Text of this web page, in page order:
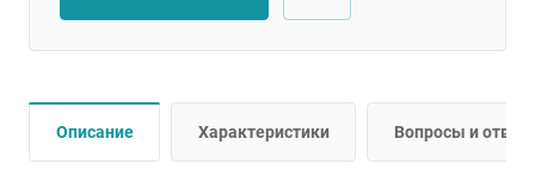
Описание Характеристики Вопросы и